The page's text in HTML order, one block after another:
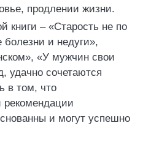
продлении жизни.
книги – «Старость не по
и недуги»,
«У мужчин свои
удачно сочетаются
в том, что
рекомендации
и могут успешно